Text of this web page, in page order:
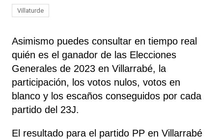
Villaturde
Asimismo puedes consultar en tiempo real
quién es el ganador de las Elecciones
Generales de 2023 en Villarrabé, la
participación, los votos nulos, votos en
blanco y los escaños conseguidos por cada
partido del 23J.
El resultado para el partido PP en Villarrabé